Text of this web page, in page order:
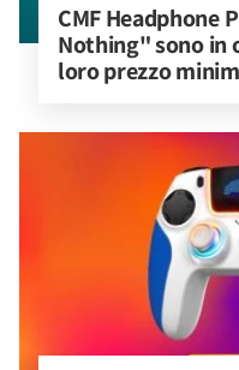
CMF Headphone
Nothing" sono in
loro prezzo